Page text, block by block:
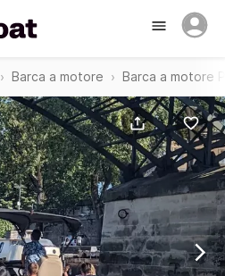
Barca a motore Barca a motore